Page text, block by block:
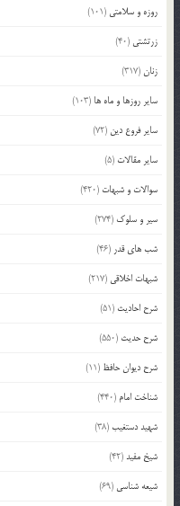
روزه و سلامتی (101)
زرتشتی (40)
زنان(317)
سایر روزها و ماه ها (103)
سایر فروع دین (72)
سایر مقالات (5)
سوالات و شبهات (420)
سیر و سلوک (274)
شب های قدر (46)
شبهات اخلاقی (217)
شرح احادیث (51)
شرح حدیث (550)
شرح دیوان حافظ (11)
شناخت امام (440)
شهید دستغیب(38)
شیخ مفید(42)
شیعه شناسی (69)